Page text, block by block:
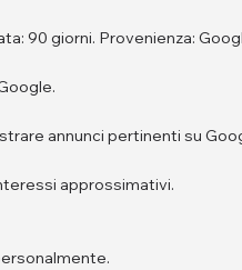
90 giorni. Provenienza:
annunci pertinenti su
approssimativi.